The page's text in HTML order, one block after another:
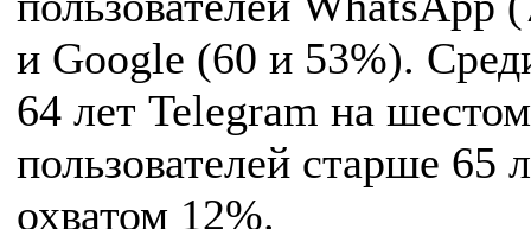
и Google (60 и 53%).
64 лет Telegram на
пользователей старше
охватом 12%.